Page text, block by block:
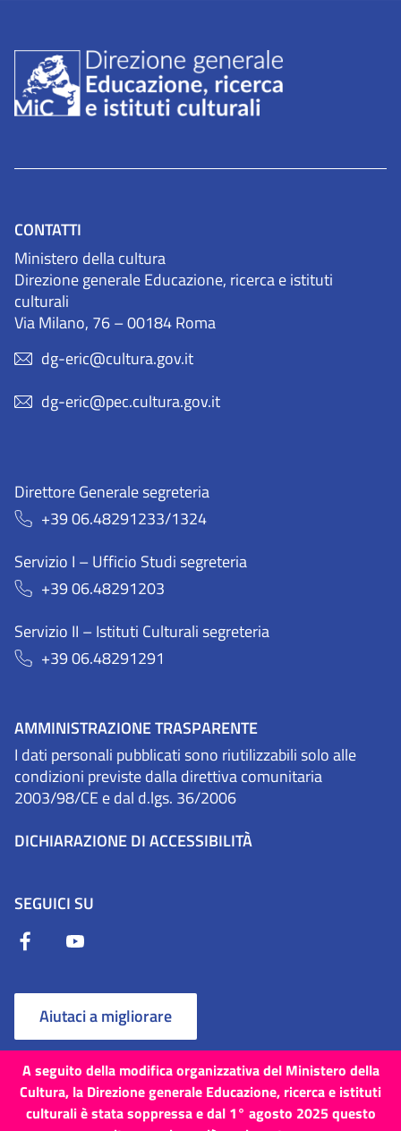
A seguito della modifica organizzativa del Ministero della
Cultura, la Direzione generale Educazione, ricerca e istituti
culturali è stata soppressa e dal 1° agosto 2025 questo
CONTATTI
Ministero della cultura
Direzione generale Educazione, ricerca e istituti
culturali
Via Milano, 76 – 00184 Roma
dg-eric@cultura.gov.it
dg-eric@pec.cultura.gov.it
Direttore Generale segreteria
+39 06.48291233/1324
Servizio I – Ufficio Studi segreteria
+39 06.48291203
Servizio II – Istituti Culturali segreteria
+39 06.48291291
AMMINISTRAZIONE TRASPARENTE
I dati personali pubblicati sono riutilizzabili solo alle
condizioni previste dalla direttiva comunitaria
2003/98/CE e dal d.lgs. 36/2006
DICHIARAZIONE DI ACCESSIBILITÀ
SEGUICI SU
Aiutaci a migliorare
Termini e Condizioni Cookie Privacy Policy